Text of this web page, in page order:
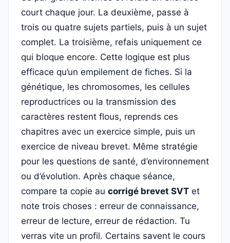
court chaque jour. La deuxième, passe à
trois ou quatre sujets partiels, puis à un sujet
complet. La troisième, refais uniquement ce
qui bloque encore. Cette logique est plus
efficace qu’un empilement de fiches. Si la
génétique, les chromosomes, les cellules
reproductrices ou la transmission des
caractères restent flous, reprends ces
chapitres avec un exercice simple, puis un
exercice de niveau brevet. Même stratégie
pour les questions de santé, d’environnement
ou d’évolution. Après chaque séance,
compare ta copie au corrigé brevet SVT et
note trois choses : erreur de connaissance,
erreur de lecture, erreur de rédaction. Tu
verras vite un profil. Certains savent le cours